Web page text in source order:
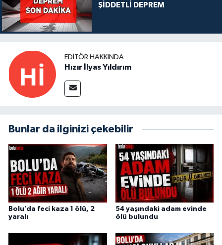
ŞİDDETLİ DEPREM
EDITÖR HAKKINDA
Hızır İlyas Yıldırım
Bunlar da ilginizi çekebilir
Bolu’da feci kaza 1 ölü, 2
yaralı
54 yaşındaki adam evinde
ölü bulundu